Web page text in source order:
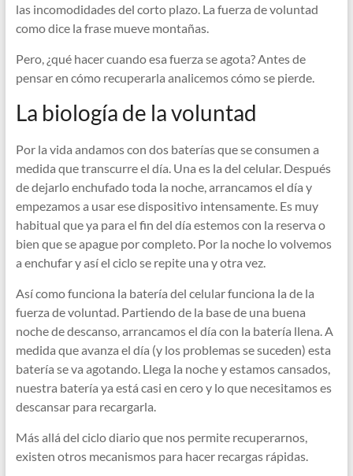
las incomodidades del corto plazo. La fuerza de voluntad
como dice la frase mueve montañas.
Pero, ¿qué hacer cuando esa fuerza se agota? Antes de
pensar en cómo recuperarla analicemos cómo se pierde.
La biología de la voluntad
Por la vida andamos con dos baterías que se consumen a
medida que transcurre el día. Una es la del celular. Después
de dejarlo enchufado toda la noche, arrancamos el día y
empezamos a usar ese dispositivo intensamente. Es muy
habitual que ya para el fin del día estemos con la reserva o
bien que se apague por completo. Por la noche lo volvemos
a enchufar y así el ciclo se repite una y otra vez.
Así como funciona la batería del celular funciona la de la
fuerza de voluntad. Partiendo de la base de una buena
noche de descanso, arrancamos el día con la batería llena. A
medida que avanza el día (y los problemas se suceden) esta
batería se va agotando. Llega la noche y estamos cansados,
nuestra batería ya está casi en cero y lo que necesitamos es
descansar para recargarla.
Más allá del ciclo diario que nos permite recuperarnos,
existen otros mecanismos para hacer recargas rápidas.